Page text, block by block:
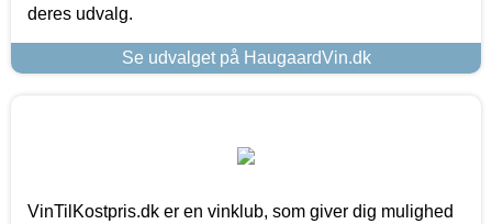
deres udvalg.
Se udvalget på HaugaardVin.dk
VinTilKostpris.dk er en vinklub, som giver dig mulighed